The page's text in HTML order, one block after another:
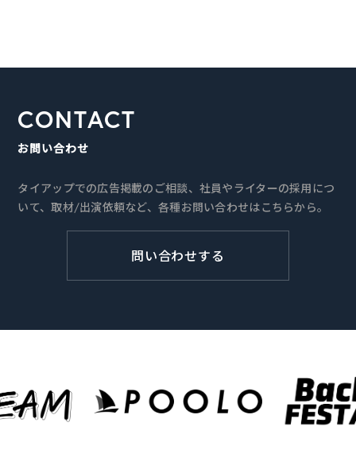
CONTACT
お問い合わせ
タイアップでの広告掲載のご相談、社員やライターの採用につ
いて、取材/出演依頼など、各種お問い合わせはこちらから。
問い合わせする